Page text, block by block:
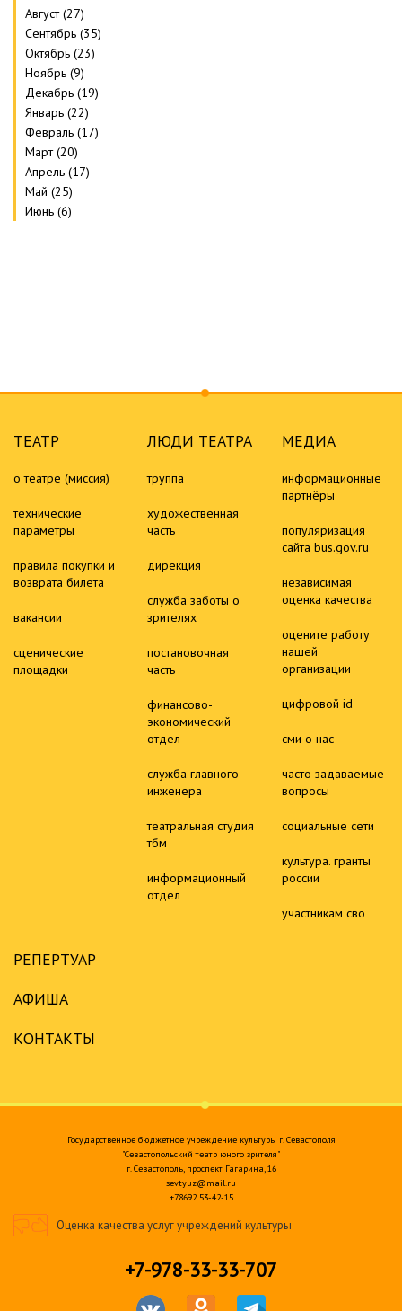
Август (27)
Сентябрь (35)
Октябрь (23)
Ноябрь (9)
Декабрь (19)
Январь (22)
Февраль (17)
Март (20)
Апрель (17)
Май (25)
Июнь (6)
ТЕАТР
о театре (миссия)
технические
параметры
правила покупки и
возврата билета
вакансии
сценические
площадки
ЛЮДИ ТЕАТРА
труппа
художественная
часть
дирекция
служба заботы о
зрителях
постановочная
часть
финансово-
экономический
отдел
служба главного
инженера
театральная студия
тбм
информационный
отдел
МЕДИА
информационные
партнёры
популяризация
сайта bus.gov.ru
независимая
оценка качества
оцените работу
нашей
организации
цифровой id
сми о нас
часто задаваемые
вопросы
социальные сети
культура. гранты
россии
участникам сво
РЕПЕРТУАР
АФИША
КОНТАКТЫ
Государственное бюджетное учреждение культуры г. Севастополя
"Севастопольский театр юного зрителя"
г. Севастополь, проспект Гагарина, 16
sevtyuz@mail.ru
+78692 53-42-15
Оценка качества услуг учреждений культуры
+7-978-33-33-707